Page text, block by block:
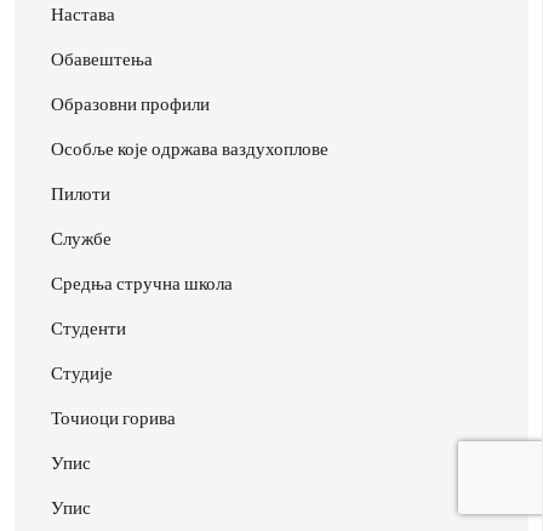
Настава
Обавештења
Образовни профили
Особље које одржава ваздухоплове
Пилоти
Службе
Средња стручна школа
Студенти
Студије
Точиоци горива
Упис
Упис